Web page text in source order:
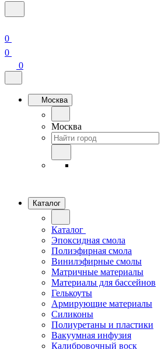
0
0
0
Москва
Москва
Каталог
Каталог
Эпоксидная смола
Полиэфирная смола
Винилэфирные смолы
Матричные материалы
Материалы для бассейнов
Гелькоуты
Армирующие материалы
Силиконы
Полиуретаны и пластики
Вакуумная инфузия
Калибровочный воск